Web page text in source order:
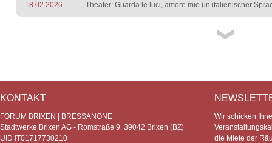
18.02.2026 Theater: Guarda le luci, amore mio (in italienischer
KONTAKT
FORUM BRIXEN | BRESSANONE
Stadtwerke Brixen AG - Romstraße 9, 39042 Brixen (BZ)
UID IT01717730210
Wir schicken
die Miete der